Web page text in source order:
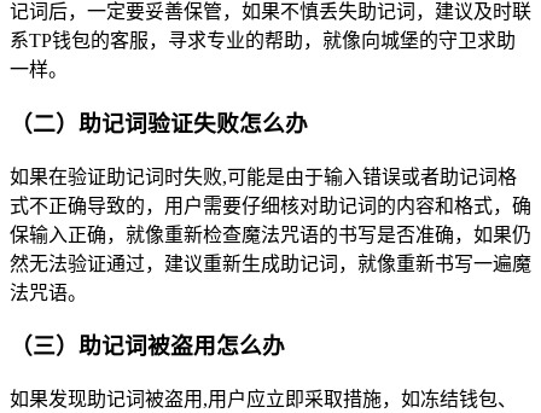
记词后，一定要妥善保管，如果不慎丢失助记词，建议及时联
系TP钱包的客服，寻求专业的帮助，就像向城堡的守卫求助
一样。
（二）助记词验证失败怎么办
如果在验证助记词时失败,可能是由于输入错误或者助记词格
式不正确导致的，用户需要仔细核对助记词的内容和格式，确
保输入正确，就像重新检查魔法咒语的书写是否准确，如果仍
然无法验证通过，建议重新生成助记词，就像重新书写一遍魔
法咒语。
（三）助记词被盗用怎么办
如果发现助记词被盗用,用户应立即采取措施，如冻结钱包、